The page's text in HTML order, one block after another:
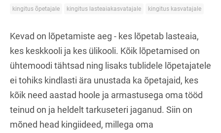
kingitus õpetajale kingitus lasteaiakasvatajale kingitus kasvatajale
Kevad on lõpetamiste aeg - kes lõpetab lasteaia,
kes keskkooli ja kes ülikooli. Kõik lõpetamised on
ühtemoodi tähtsad ning lisaks tublidele lõpetajatele
ei tohiks kindlasti ära unustada ka õpetajaid, kes
kõik need aastad hoole ja armastusega oma tööd
teinud on ja heldelt tarkuseteri jaganud. Siin on
mõned head kingiideed, millega oma